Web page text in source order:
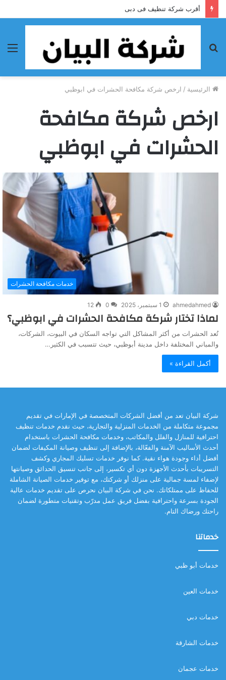
أقرب شركة تنظيف فى دبى
الرئيسية / ارخص شركة مكافحة الحشرات في ابوظبي
ارخص شركة مكافحة
الحشرات في ابوظبي
خدمات مكافحة الحشرات
ahmedahmed 1 سبتمبر، 2025 0
12
لماذا تختار شركة مكافحة الحشرات في ابوظبي؟
تُعد الحشرات من أكثر المشاكل التي تواجه السكان في البيوت، الشركات،
والمباني المختلفة داخل مدينة أبوظبي، حيث تتسبب في الكثير…
أكمل القراءة »
شركة البيان تعد من أفضل الشركات المتخصصة في الإمارات في تقديم
مجموعة متكاملة من الخدمات المنزلية والتجارية، حيث نقدم خدمات تنظيف
احترافية للمنازل والفلل والمكاتب، وخدمات مكافحة الحشرات باستخدام
أحدث الأساليب الآمنة والفعّالة، بالإضافة إلى تنظيف وصيانة المكيفات لضمان
أفضل أداء وجودة هواء نقية. كما نوفر خدمات تسليك المجاري وكشف
التسريبات بأحدث الأجهزة دون أي تكسير، إلى جانب تنسيق الحدائق وصيانتها
لإضفاء لمسة جمالية على منزلك أو شركتك، مع توفير خدمات الصيانة الشاملة
للحفاظ على ممتلكاتك. نحن في شركة البيان نحرص على تقديم خدمات عالية
الجودة بسرعة واحترافية بفضل فريق عمل مدرّب وتقنيات متطورة لضمان
راحتك ورضاك التام.
خدماتنا
خدمات أبو ظبي
خدمات العين
خدمات دبي
خدمات الشارقة
خدمات عجمان